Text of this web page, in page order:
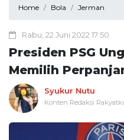
Home Bola Jerman
Rabu, 22 Juni 2022 17:50
Presiden PSG
Memilih
Syukur Nutu
Konten Redaksi